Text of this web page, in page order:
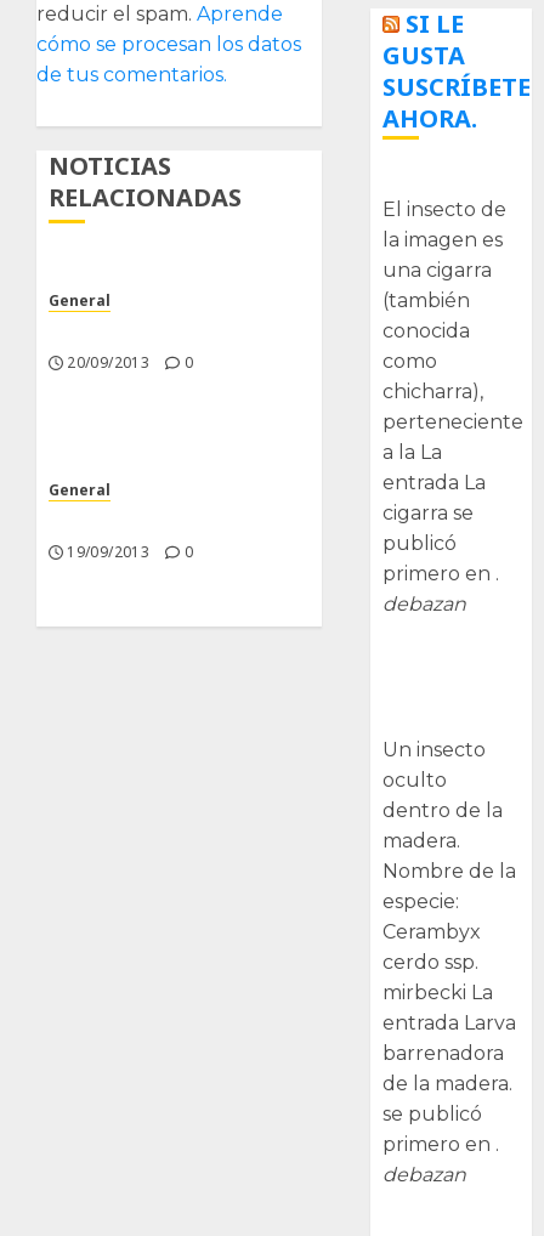
reducir el spam. Aprende
cómo se procesan los datos
de tus comentarios.
NOTICIAS
RELACIONADAS
General
20/09/2013 0
General
19/09/2013 0
SI LE
GUSTA
SUSCRÍBETE
AHORA.
El insecto de
la imagen es
una cigarra
(también
conocida
como
chicharra),
perteneciente
a la La
entrada La
cigarra se
publicó
primero en .
debazan
Un insecto
oculto
dentro de la
madera.
Nombre de la
especie:
Cerambyx
cerdo ssp.
mirbecki La
entrada Larva
barrenadora
de la madera.
se publicó
primero en .
debazan